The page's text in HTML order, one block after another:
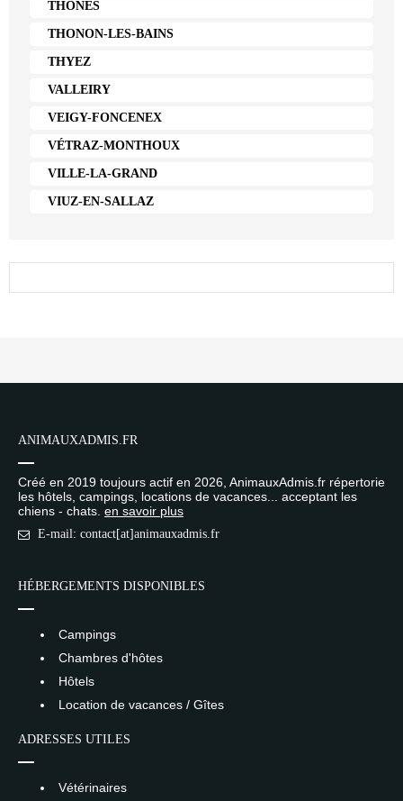
THÔNES
THONON-LES-BAINS
THYEZ
VALLEIRY
VEIGY-FONCENEX
VÉTRAZ-MONTHOUX
VILLE-LA-GRAND
VIUZ-EN-SALLAZ
ANIMAUXADMIS.FR
Créé en 2019 toujours actif en 2026, AnimauxAdmis.fr répertorie
les hôtels, campings, locations de vacances... acceptant les
chiens - chats. en savoir plus
E-mail: contact[at]animauxadmis.fr
HÉBERGEMENTS DISPONIBLES
Campings
Chambres d'hôtes
Hôtels
Location de vacances / Gîtes
ADRESSES UTILES
Vétérinaires